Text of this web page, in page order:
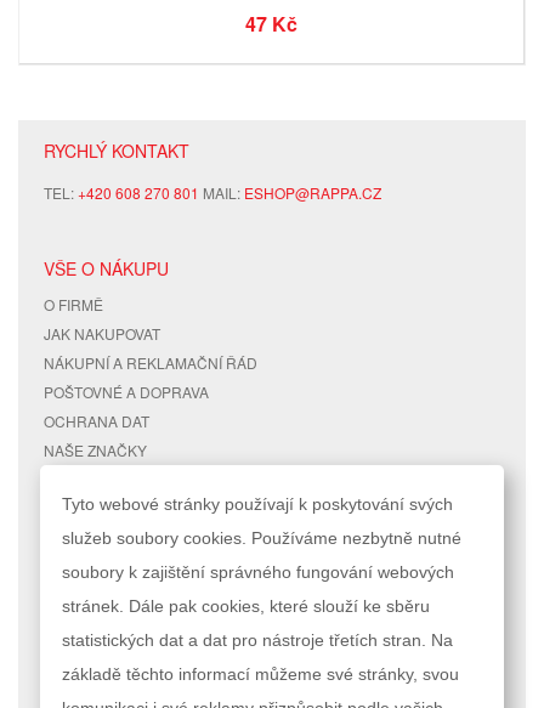
47 Kč
RYCHLÝ KONTAKT
TEL:+420 608 270 801 MAIL: ESHOP@RAPPA.CZ
VŠE O NÁKUPU
O FIRMĚ
JAK NAKUPOVAT
NÁKUPNÍ A REKLAMAČNÍ ŘÁD
POŠTOVNÉ A DOPRAVA
OCHRANA DAT
NAŠE ZNAČKY
RYCHLÉ ODKAZY
MAPA STRÁNEK
VYHLEDÁVANÉ TERMÍNY
POKROČILÉ VYHLEDÁVÁNÍ
ÚČET
MŮJ ÚČET
STAV OBJEDNÁVKY
Podle zákona o evidenci tržeb je prodávající povinen vystavit kupujícímu
Tyto webové stránky používají k poskytování svých
služeb soubory cookies. Používáme nezbytně nutné
soubory k zajištění správného fungování webových
stránek. Dále pak cookies, které slouží ke sběru
statistických dat a dat pro nástroje třetích stran. Na
základě těchto informací můžeme své stránky, svou